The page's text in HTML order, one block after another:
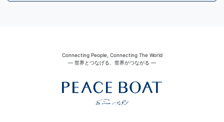
Connecting People, Connecting The World
― 世界とつなげる、世界がつながる ―